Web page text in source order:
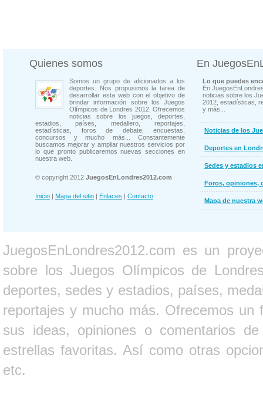
Quienes somos
Somos un grupo de aficionados a los
deportes. Nos propusimos la tarea de
desarrollar esta web con el objetivo de
brindar información sobre los Juegos
Olímpicos de Londres 2012. Ofrecemos
noticias sobre los juegos, deportes,
estadios, países, medallero, reportajes,
estadísticas, foros de debate, encuestas,
concursos y mucho más... Constantemente
buscamos mejorar y ampliar nuestros servicios por
lo que pronto publicaremos nuevas secciones en
nuestra web.
© copyright 2012 JuegosEnLondres2012.com
Inicio | Mapa del sitio | Enlaces | Contacto
En
Lo que puedes
En
noticias sobre los
2012, estadísticas,
y más...
Noticias de los
Deportes en
Sedes y estadios
Foros, opiniones,
Mapa de nuestra
JuegosEnLondres2012.com es un
sobre los Juegos Olímpicos de
deportes, sedes y estadios, países,
reportajes y mucho más. Ofrecemos un
sus ideas, opiniones o comentarios
estrellas favoritas. Así como otras
etc.